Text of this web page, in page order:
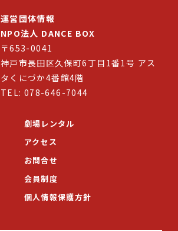
ネットワーク
劇場レンタル
アクセス
運営団体情報
NPO法人 DANCE BOX
〒653-0041
神戸市長田区久保町6丁目1番1号 アス
タくにづか4番館4階
TEL: 078-646-7044
劇場レンタル
アクセス
お問合せ
会員制度
個人情報保護方針